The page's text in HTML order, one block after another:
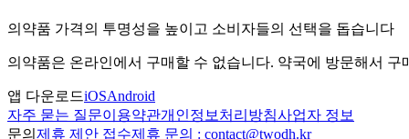
의약품 가격의 투명성을 높이고 소비자들의 선택을 돕습니다
의약품은 온라인에서 구매할 수 없습니다. 약국에 방문해서 구
앱 다운로드iOSAndroid
자주 묻는 질문이용약관개인정보처리방침사업자 정보
문의 제휴 제안 접수제휴 문의 : contact@twodh.kr